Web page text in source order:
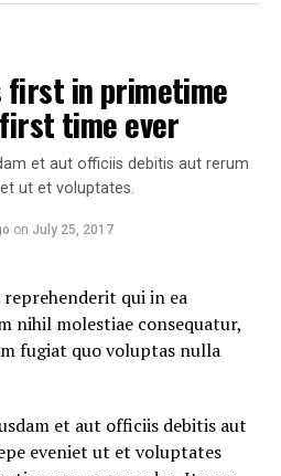
ut labore et dolore
ad minim veniam
, quis nostrud
nisi ut aliquip ex ea
dolor in
in voluptate
dolore eu
quia voluptas sit
sed quia consequuntur
voluptatem sequi
first in primetime
time ever
et aut officiis debitis aut rerum
ut et voluptates.
on July 25, 2017
qui in ea
nihil molestiae consequatur,
fugiat quo voluptas nulla
et aut officiis debitis aut
eveniet ut et voluptates